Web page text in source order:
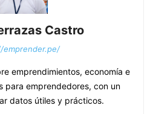
Castro
emprendimientos, economía e
para emprendedores, con un
datos útiles y prácticos.